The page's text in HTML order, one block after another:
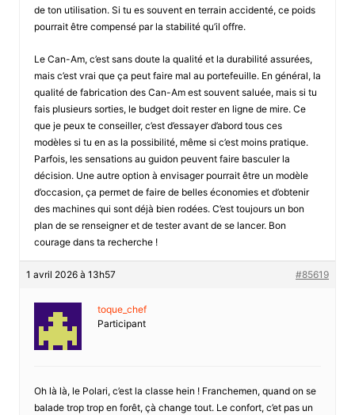
de ton utilisation. Si tu es souvent en terrain accidenté, ce poids
pourrait être compensé par la stabilité qu’il offre.
Le Can-Am, c’est sans doute la qualité et la durabilité assurées,
mais c’est vrai que ça peut faire mal au portefeuille. En général, la
qualité de fabrication des Can-Am est souvent saluée, mais si tu
fais plusieurs sorties, le budget doit rester en ligne de mire. Ce
que je peux te conseiller, c’est d’essayer d’abord tous ces
modèles si tu en as la possibilité, même si c’est moins pratique.
Parfois, les sensations au guidon peuvent faire basculer la
décision. Une autre option à envisager pourrait être un modèle
d’occasion, ça permet de faire de belles économies et d’obtenir
des machines qui sont déjà bien rodées. C’est toujours un bon
plan de se renseigner et de tester avant de se lancer. Bon
courage dans ta recherche !
1 avril 2026 à 13h57 #85619
toque_chef
Participant
Oh là là, le Polari, c’est la classe hein ! Franchemen, quand on se
balade trop trop en forêt, çà change tout. Le confort, c’et pas un